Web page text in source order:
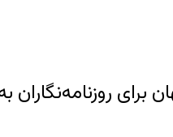
برای روزنامه‌نگاران